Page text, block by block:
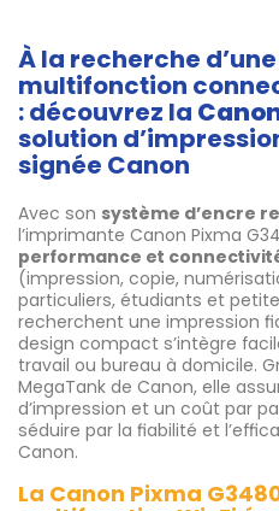
À la recherche
multifonction
: découvrez la
solution
signée Canon
Avec son système d’encre
l’imprimante Canon Pixma
performance et
(impression, copie,
particuliers, étudiants et
recherchent une impression
design compact s’intègre
travail ou bureau à domicile.
MegaTank de Canon, elle
d’impression et un coût par
séduire par la fiabilité et
Canon.
La Canon Pixma